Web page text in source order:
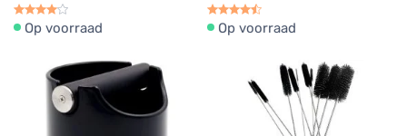
Op voorraad Op voorraad